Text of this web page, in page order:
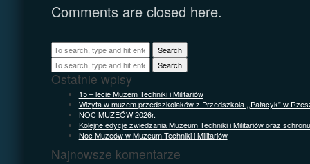
Comments are closed here.
Search
Search
Ostatnie wpisy
15 – lecie Muzem Techniki i Militariów
Wizyta w muzem przedszkolaków z Przedszkola ,,Pałacyk” w
NOC MUZEÓW 2026r.
Kolejne edycje zwiedzania Muzeum Techniki i Militariów oraz
Noc Muzeów w Muzeum Techniki i Militariów
Najnowsze komentarze